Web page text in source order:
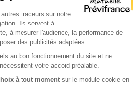
du
traceurs sur notre
Ils servent à
à mesurer l'audience, la performance de
des publicités adaptées.
au bon fonctionnement du site et ne
votre accord préalable.
à tout moment sur le module cookie en
Axeptio consent